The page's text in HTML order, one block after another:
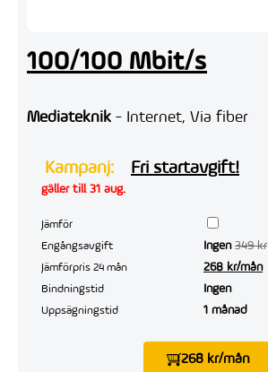
100/100 Mbit/s
Mediateknik - Internet, Via fiber
Kampanj: Fri startavgift!
gäller till 31 aug.
Jämför
Engångsavgift
Ingen 349 kr
Jämförpris 24 mån 268 kr/mån
Bindningstid Ingen
Uppsägningstid 1 månad
268 kr/mån